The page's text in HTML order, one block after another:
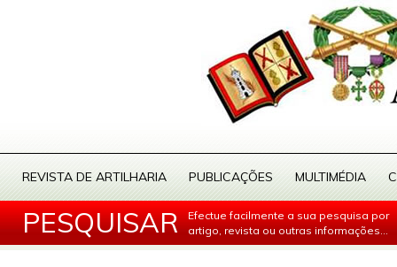
REVISTA DE ARTILHARIA PUBLICAÇÕES MULTIMÉDIA
PESQUISAR
Efectue facilmente a sua pesquisa por
artigo, revista ou outras informações...